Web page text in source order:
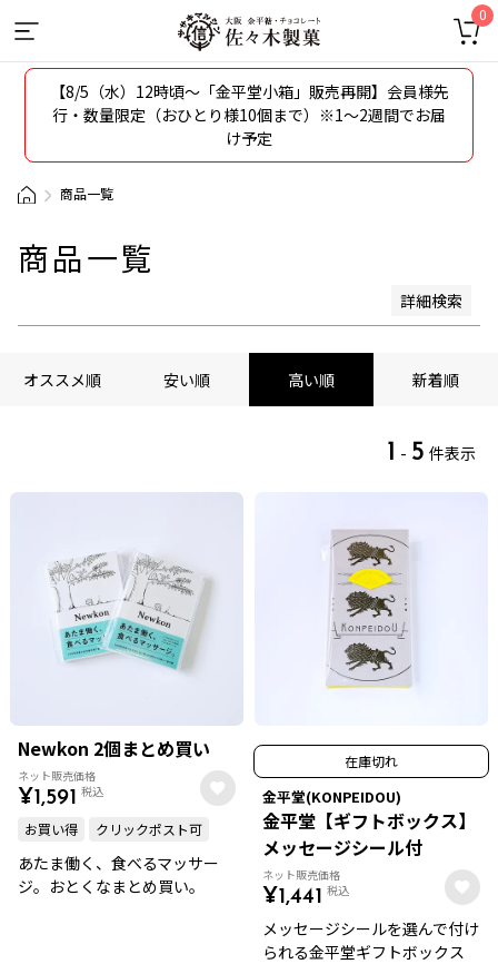
0
【8/5（水）12時頃〜「金平堂小箱」販売再開】会員様先
行・数量限定（おひとり様10個まで）※1～2週間でお届
け予定
商品一覧
商品一覧
詳細検索
価格が安い順
価格が高い順
オススメ順
レビュー順
オススメ順 安い順 高い順 新着順
1 - 5 件表示
Newkon 2個まとめ買い
ネット販売価格
¥1,591 税込
お買い得 クリックポスト可
あたま働く、食べるマッサー
ジ。おとくなまとめ買い。
在庫切れ
金平堂(KONPEIDOU)
金平堂【ギフトボックス】
メッセージシール付
ネット販売価格
¥1,441 税込
メッセージシールを選んで付け
られる金平堂ギフトボックス